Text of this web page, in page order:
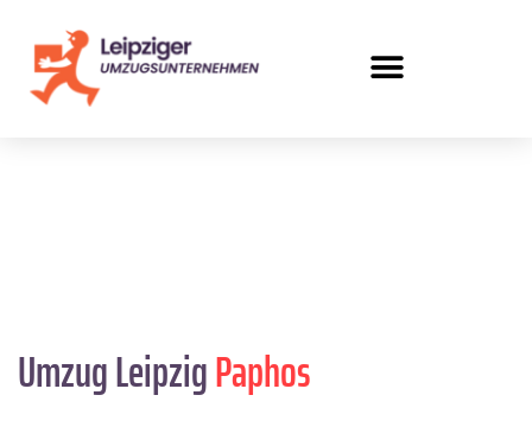
Umzug LeipzigPaphos